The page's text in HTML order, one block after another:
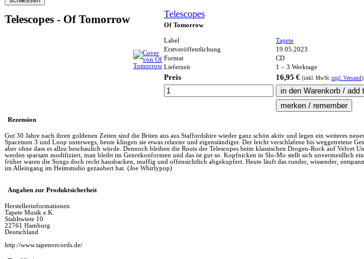
Telescopes - Of Tomorrow Telescopes
Of Tomorrow
Label
Tapete
Erstveröffentlichung
19.05.2023
Format
CD
Lieferzeit
1 – 3 Werktage
Preis 16,95 € (inkl. MwSt. zzgl. Versand)
Rezension
Gut 30 Jahre nach ihren goldenen Zeiten sind die Briten aus aus Staffordshire wieder ganz schön aktiv und legen ein weiteres
Spacemen 3 und Loop unterwegs, heute klingen sie etwas relaxter und eigenständiger. Der leicht verschlafene bis weggetretene
aber ohne dass es allzu beschaulich würde. Dennoch bleiben die Roots der Telescopes beim klassischen Drogen-Rock auf
werden sparsam modifiziert, man bleibt im Genrekonformen und das ist gut so. Kopfnicken in Slo-Mo stellt sich unvermeidlich
früher waren die Songs doch recht hausbacken, muffig und offensichtlich abgekupfert. Heute läuft das runder, wissender,
im Alleingang im Heimstudio gezaubert hat. (Joe Whirlypop)
Angaben zur Produktsicherheit
Herstellerinformationen
Tapete Musik e.K.
Stahltwiete 10
22761 Hamburg
Deutschland
http://www.tapeterecords.de/